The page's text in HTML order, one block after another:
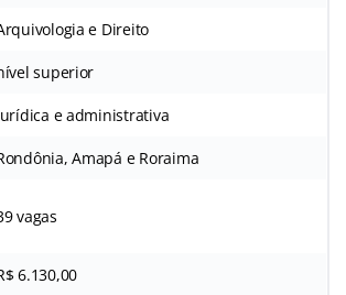
e Direito
superior
e administrativa
Amapá e Roraima
vagas
6.130,00